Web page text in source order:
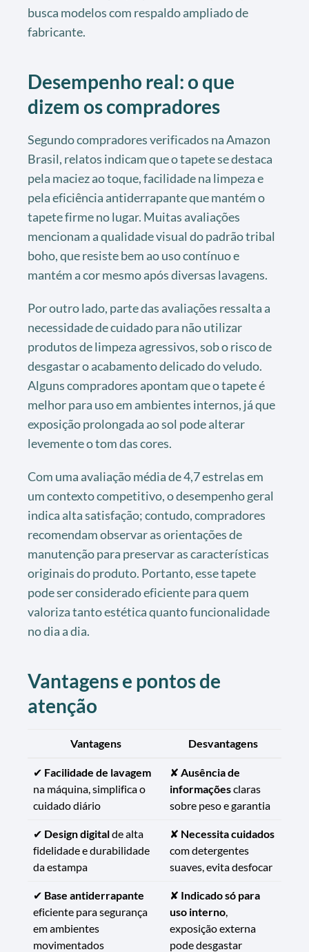
busca modelos com respaldo ampliado de
fabricante.
Desempenho real: o que
dizem os compradores
Segundo compradores verificados na Amazon
Brasil, relatos indicam que o tapete se destaca
pela maciez ao toque, facilidade na limpeza e
pela eficiência antiderrapante que mantém o
tapete firme no lugar. Muitas avaliações
mencionam a qualidade visual do padrão tribal
boho, que resiste bem ao uso contínuo e
mantém a cor mesmo após diversas lavagens.
Por outro lado, parte das avaliações ressalta a
necessidade de cuidado para não utilizar
produtos de limpeza agressivos, sob o risco de
desgastar o acabamento delicado do veludo.
Alguns compradores apontam que o tapete é
melhor para uso em ambientes internos, já que
exposição prolongada ao sol pode alterar
levemente o tom das cores.
Com uma avaliação média de 4,7 estrelas em
um contexto competitivo, o desempenho geral
indica alta satisfação; contudo, compradores
recomendam observar as orientações de
manutenção para preservar as características
originais do produto. Portanto, esse tapete
pode ser considerado eficiente para quem
valoriza tanto estética quanto funcionalidade
no dia a dia.
Vantagens e pontos de
atenção
Vantagens Desvantagens
✔ Facilidade de lavagem
na máquina, simplifica o
cuidado diário
✘ Ausência de
informaçõesclaras
sobre peso e garantia
✔ Design digitalde alta
fidelidade e durabilidade
da estampa
✘ Necessita cuidados
com detergentes
suaves, evita desfocar
✔ Base antiderrapante
eficiente para segurança
em ambientes
movimentados
✘ Indicado só para
uso interno,
exposição externa
pode desgastar